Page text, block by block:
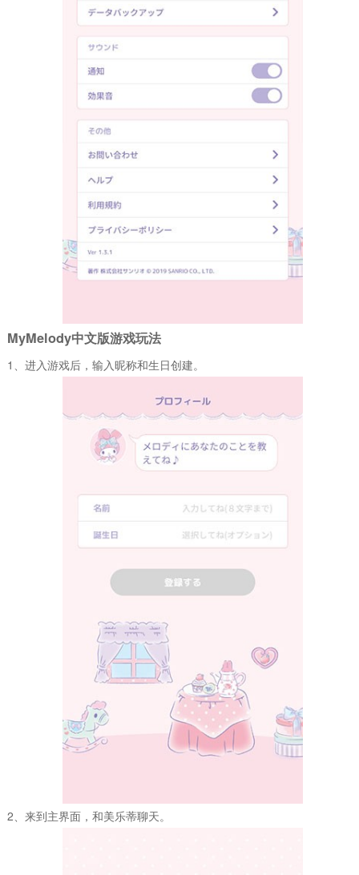
MyMelody中文版游戏玩法
1、进入游戏后，输入昵称和生日创建。
2、来到主界面，和美乐蒂聊天。